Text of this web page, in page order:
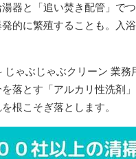
器と「追い焚き配管」で
的に繁殖することも。入
じゃぶじゃぶクリーン 業
落とす「アルカリ性洗剤
根こそぎ落とします。